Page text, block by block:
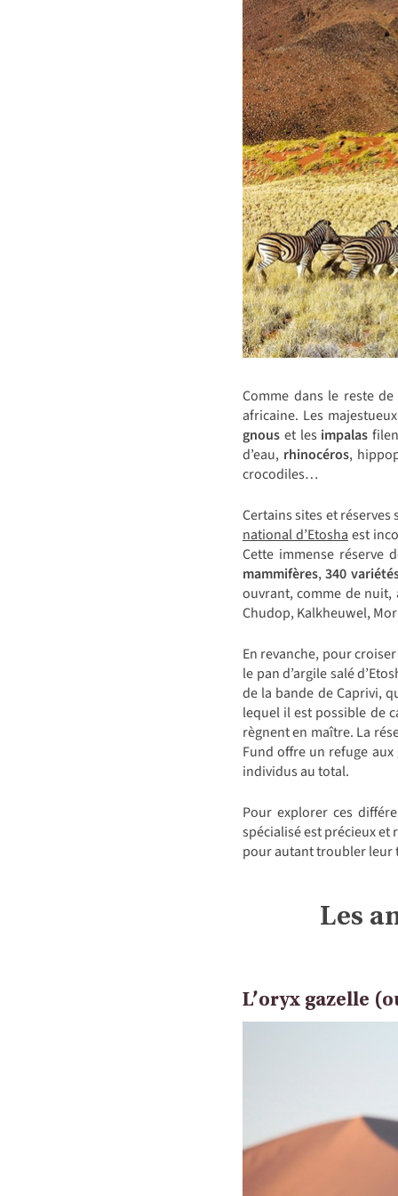
Comme dans le reste
africaine. Les
gnous et les impalas
d’eau, rhinocéros,
crocodiles…
Certains sites et
national d’Etosha est
Cette immense réserve
mammifères,340
ouvrant, comme de nuit,
Chudop, Kalkheuwel,
En revanche, pour
le pan d’argile salé
de la bande de Caprivi,
lequel il est possible de
règnent en maître. La
Fund offre un refuge aux
individus au total.
Pour explorer ces
spécialisé est précieux et
pour autant troubler leur
Les
L’oryx gazelle